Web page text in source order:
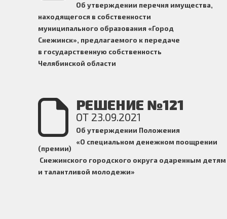
Об утверждении перечня имущества,
находящегося в собственности
муниципального образования «Город
Снежинск», предлагаемого к передаче
в государственную собственность
Челябинской области
РЕШЕНИЕ №121
ОТ 23.09.2021
Об утверждении Положения
«О специальном денежном поощрении
(премии)
Снежинского городского округа одаренным детям
и талантливой молодежи»